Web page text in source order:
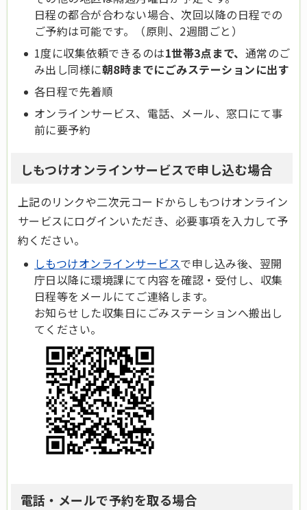
日程の都合が合わない場合、次回以降の日程での
ご予約は可能です。（原則、2週間ごと）
1度に収集依頼できるのは1世帯3点まで、 通常のご
み出し同様に朝8時までにごみステーションに出す
各日程で先着順
オンラインサービス、電話、メール、窓口にて事
前に要予約
しもつけオンラインサービスで申し込む場合
上記のリンクや二次元コードからしもつけオンライン
サービスにログインいただき、必要事項を入力して予
約ください。
しもつけオンラインサービスで申し込み後、翌開
庁日以降に環境課にて内容を確認・受付し、収集
日程等をメールにてご連絡します。
お知らせした収集日に ごみステーションへ搬出し
てください。
電話・メールで予約を取る場合